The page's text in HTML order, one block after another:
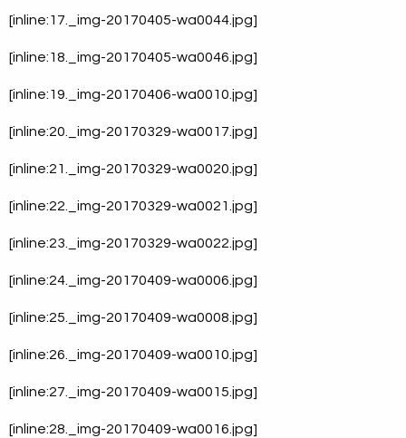
[inline:17._img-20170405-wa0044.jpg]
[inline:18._img-20170405-wa0046.jpg]
[inline:19._img-20170406-wa0010.jpg]
[inline:20._img-20170329-wa0017.jpg]
[inline:21._img-20170329-wa0020.jpg]
[inline:22._img-20170329-wa0021.jpg]
[inline:23._img-20170329-wa0022.jpg]
[inline:24._img-20170409-wa0006.jpg]
[inline:25._img-20170409-wa0008.jpg]
[inline:26._img-20170409-wa0010.jpg]
[inline:27._img-20170409-wa0015.jpg]
[inline:28._img-20170409-wa0016.jpg]